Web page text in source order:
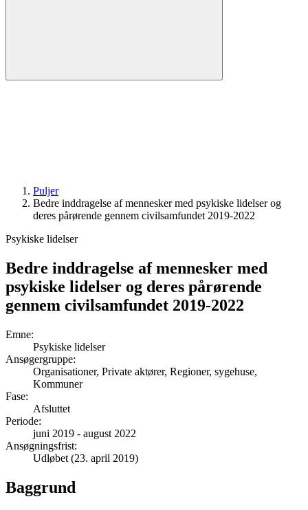
Puljer
Bedre inddragelse af mennesker med psykiske lidelser og
deres pårørende gennem civilsamfundet 2019-2022
Psykiske lidelser
Bedre inddragelse af mennesker med
psykiske lidelser og deres pårørende
gennem civilsamfundet 2019-2022
Emne:
Psykiske lidelser
Ansøgergruppe:
Organisationer, Private aktører, Regioner, sygehuse,
Kommuner
Fase:
Afsluttet
Periode:
juni 2019 - august 2022
Ansøgningsfrist:
Udløbet (23. april 2019)
Baggrund